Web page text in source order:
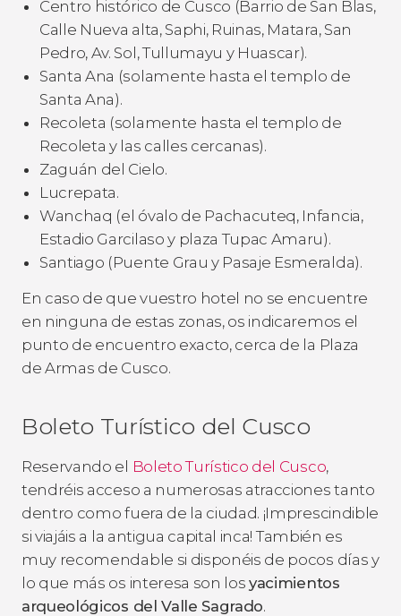
Centro histórico de Cusco (Barrio de San Blas,
Calle Nueva alta, Saphi, Ruinas, Matara, San
Pedro, Av. Sol, Tullumayu y Huascar).
Santa Ana (solamente hasta el templo de
Santa Ana).
Recoleta (solamente hasta el templo de
Recoleta y las calles cercanas).
Zaguán del Cielo.
Lucrepata.
Wanchaq (el óvalo de Pachacuteq, Infancia,
Estadio Garcilaso y plaza Tupac Amaru).
Santiago (Puente Grau y Pasaje Esmeralda).
En caso de que vuestro hotel no se encuentre
en ninguna de estas zonas, os indicaremos el
punto de encuentro exacto, cerca de la Plaza
de Armas de Cusco.
Boleto Turístico del Cusco
Reservando el Boleto Turístico del Cusco,
tendréis acceso a numerosas atracciones tanto
dentro como fuera de la ciudad. ¡Imprescindible
si viajáis a la antigua capital inca! También es
muy recomendable si disponéis de pocos días y
lo que más os interesa son losyacimientos
arqueológicos del Valle Sagrado.